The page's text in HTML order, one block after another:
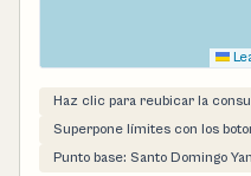
Haz clic para reubicar la
Superpone límites con los
Punto base: Santo Domingo